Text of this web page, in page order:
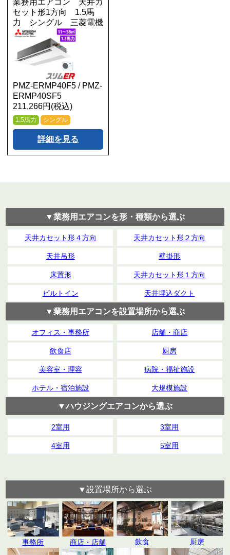
セット形1方向 1.5馬
力 シングル 三菱電機
PMZ-ERMP40F5 / PMZ-
ERMP40SF5
211,266円(税込)
1.5馬力 シングル
詳細を見る
▼業務用エアコンを形・種類から選ぶ
天井カセット形４方向 天井カセット形２方向
天井吊形 壁掛形
床置形 天井カセット形１方向
ビルトイン 天井埋込ダクト
▼業務用エアコンを設置場所から選ぶ
オフィス・事務所 店舗・商店
飲食店 厨房
美容室・理容 病院・福祉施設
ホテル・宿泊施設 大規模施設
▼ハウジングエアコンから選ぶ
2室用 3室用
4室用 5室用
▼設置場所から選ぶ
事務所 商店・店舗 飲食 厨房